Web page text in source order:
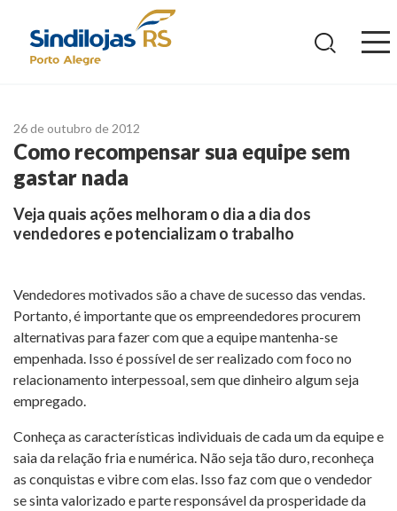
26 de outubro de 2012
Como recompensar sua equipe sem
gastar nada
Veja quais ações melhoram o dia a dia dos
vendedores e potencializam o trabalho
Vendedores motivados são a chave de sucesso das vendas.
Portanto, é importante que os empreendedores procurem
alternativas para fazer com que a equipe mantenha-se
empenhada. Isso é possível de ser realizado com foco no
relacionamento interpessoal, sem que dinheiro algum seja
empregado.
Conheça as características individuais de cada um da equipe e
saia da relação fria e numérica. Não seja tão duro, reconheça
as conquistas e vibre com elas. Isso faz com que o vendedor
se sinta valorizado e parte responsável da prosperidade da